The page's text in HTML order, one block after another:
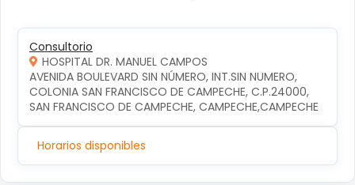
Consultorio
HOSPITAL DR. MANUEL CAMPOS
AVENIDA BOULEVARD SIN NÚMERO, INT.SIN NUMERO,
COLONIA SAN FRANCISCO DE CAMPECHE, C.P.24000,
SAN FRANCISCO DE CAMPECHE, CAMPECHE,CAMPECHE
Horarios disponibles